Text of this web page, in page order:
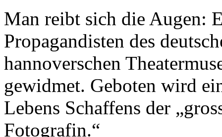
Man reibt sich die Augen:
Propagandisten des
hannoverschen
gewidmet. Geboten wird
Lebens Schaffens der
Fotografin.“